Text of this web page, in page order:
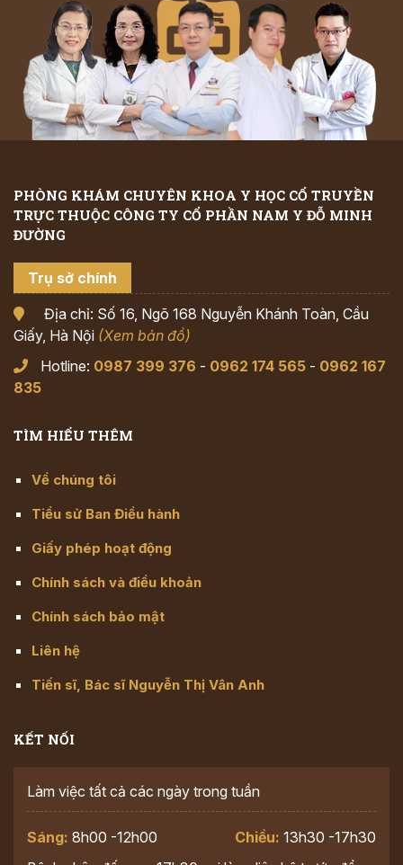
PHÒNG KHÁM CHUYÊN KHOA Y HỌC CỔ TRUYỀN
TRỰC THUỘC CÔNG TY CỔ PHẦN NAM Y ĐỖ MINH
ĐƯỜNG
Trụ sở chính
Địa chỉ: Số 16, Ngõ 168 Nguyễn Khánh Toàn, Cầu
Giấy, Hà Nội (Xem bản đồ)
Hotline: 0987 399 376 - 0962 174 565 - 0962 167
835
TÌM HIỂU THÊM
Về chúng tôi
Tiểu sử Ban Điều hành
Giấy phép hoạt động
Chính sách và điều khoản
Chính sách bảo mật
Liên hệ
Tiến sĩ, Bác sĩ Nguyễn Thị Vân Anh
KẾT NỐI
Làm việc tất cả các ngày trong tuần
Sáng: 8h00 -12h00 Chiều: 13h30 -17h30